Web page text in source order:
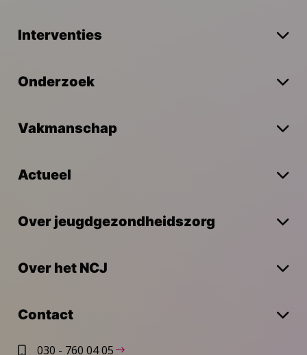
Interventies
Onderzoek
Vakmanschap
Actueel
Over jeugdgezondheidszorg
Over het NCJ
Contact
030 - 760 04 05